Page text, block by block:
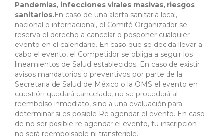
Pandemias, infecciones virales masivas, riesgos
sanitarios.En caso de una alerta sanitaria local,
nacional o internacional, el Comité Organizador se
reserva el derecho a cancelar o posponer cualquier
evento en el calendario. En caso que se decida llevar a
cabo el evento, el Competidor se obliga a seguir los
lineamientos de Salud establecidos. En caso de existir
avisos mandatorios o preventivos por parte de la
Secretaria de Salud de México o la OMS el evento en
cuestión quedará cancelado, no se procederá al
reembolso inmediato, sino a una evaluación para
determinar si es posible Re agendar el evento. En caso
de no ser posible re agendar el evento, tu inscripción
no será reembolsable ni transferible.